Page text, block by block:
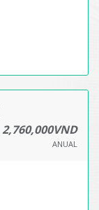
2,760,000VND
ANUAL